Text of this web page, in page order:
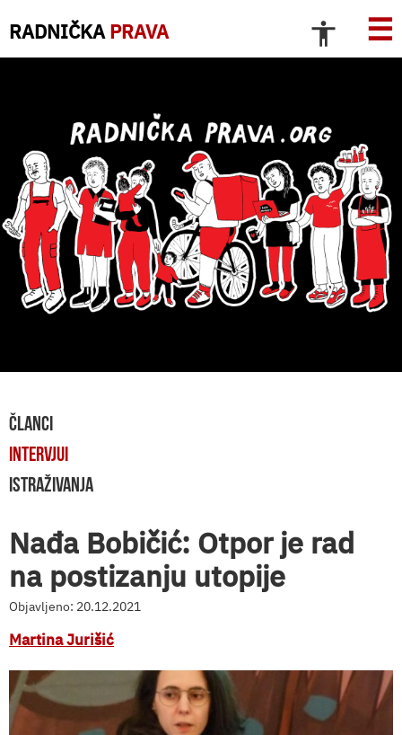
RADNIČKA PRAVA ☰
ČLANCI
INTERVJUI
ISTRAŽIVANJA
Nađa Bobičić: Otpor je rad
na postizanju utopije
Objavljeno: 20.12.2021
Martina Jurišić